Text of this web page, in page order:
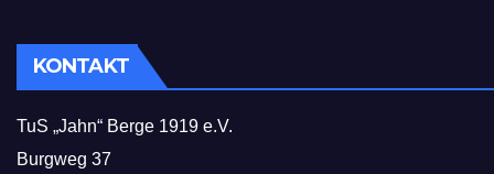
KONTAKT
TuS „Jahn“ Berge 1919 e.V.
Burgweg 37